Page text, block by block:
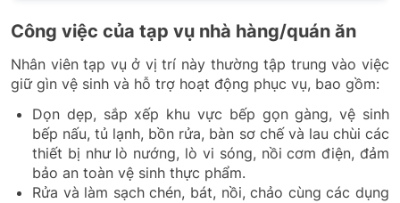
Công việc của tạp vụ nhà hàng/quán ăn
Nhân viên tạp vụ ở vị trí này thường tập trung vào việc
giữ gìn vệ sinh và hỗ trợ hoạt động phục vụ, bao gồm:
Dọn dẹp, sắp xếp khu vực bếp gọn gàng, vệ sinh
bếp nấu, tủ lạnh, bồn rửa, bàn sơ chế và lau chùi các
thiết bị như lò nướng, lò vi sóng, nồi cơm điện, đảm
bảo an toàn vệ sinh thực phẩm.
Rửa và làm sạch chén, bát, nồi, chảo cùng các dụng